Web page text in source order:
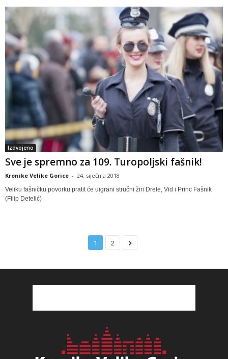
Izdvojeno
Sve je spremno za 109. Turopoljski fašnik!
Kronike Velike Gorice - 24. siječnja 2018
Veliku fašničku povorku pratit će uigrani stručni žiri Drele, Vid i Princ Fašnik
(Filip Detelić)
1 2